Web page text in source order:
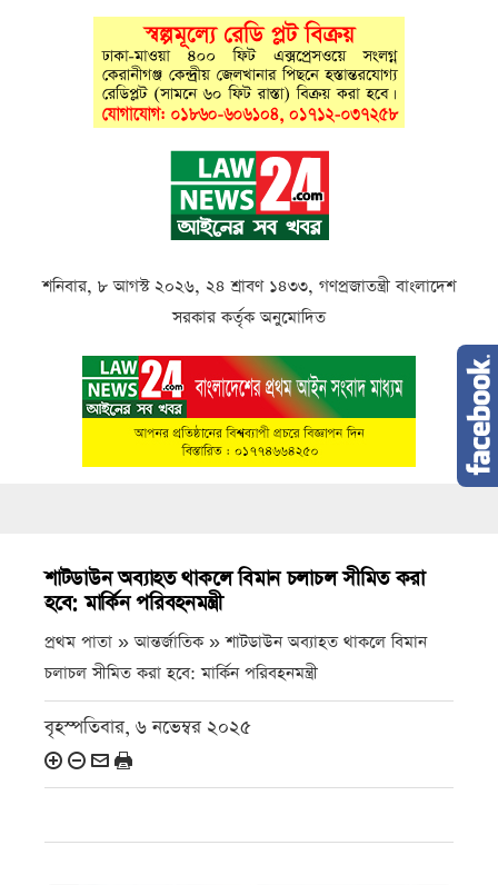
শনিবার, ৮ আগস্ট ২০২৬, ২৪ শ্রাবণ ১৪৩৩, গণপ্রজাতন্ত্রী বাংলাদেশ
সরকার কর্তৃক অনুমোদিত
শাটডাউন অব্যাহত থাকলে বিমান চলাচল সীমিত করা
হবে: মার্কিন পরিবহনমন্ত্রী
প্রথম পাতা » আন্তর্জাতিক »শাটডাউন অব্যাহত থাকলে বিমান
চলাচল সীমিত করা হবে: মার্কিন পরিবহনমন্ত্রী
বৃহস্পতিবার, ৬ নভেম্বর ২০২৫